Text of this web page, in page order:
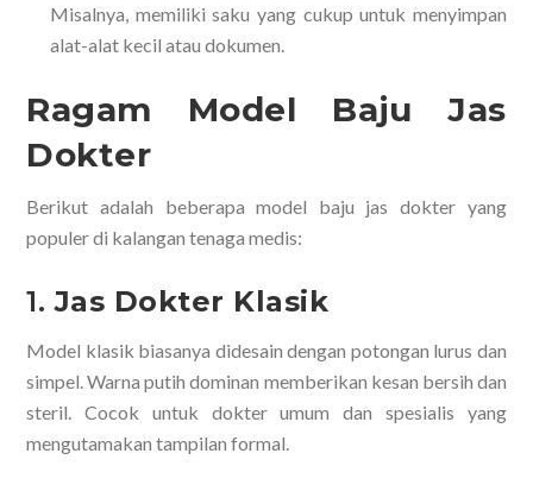
Misalnya, memiliki saku yang cukup untuk menyimpan
alat-alat kecil atau dokumen.
Ragam Model Baju Jas
Dokter
Berikut adalah beberapa model baju jas dokter yang
populer di kalangan tenaga medis:
1.Jas Dokter Klasik
Model klasik biasanya didesain dengan potongan lurus dan
simpel. Warna putih dominan memberikan kesan bersih dan
steril. Cocok untuk dokter umum dan spesialis yang
mengutamakan tampilan formal.